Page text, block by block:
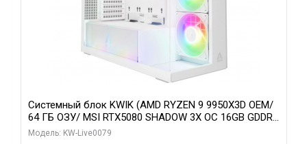
Системный блок KWIK (AMD RYZEN 9 9950X3D OEM/
64 ГБ ОЗУ/ MSI RTX5080 SHADOW 3X OC 16GB GDDR7
256bit 3xDP HDMI/ 960 ГБ SSD)
Модель: KW-Live0079